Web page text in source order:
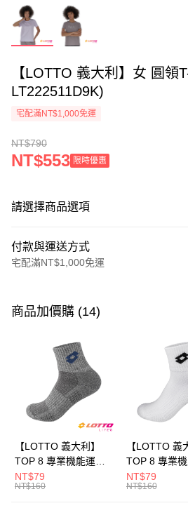
【LOTTO 義大利】女 圓領
LT222511D9K)
宅配滿NT$1,000免運
NT$790
NT$553 限時優惠
請選擇商品選項
付款與運送方式
宅配滿NT$1,000免運
信用卡一次付款
Apple Pay
悠遊付
ATM付款
商品加價購 (14)
【LOTTO 義大利】
TOP 8 專業機能運動
襪-加大款(灰藍-
LT9CMW8308)
NT$79
NT$160
【LOTTO 義
TOP 8 專業機
襪-加大款(白/
LT9CMW8309)
NT$79
NT$160